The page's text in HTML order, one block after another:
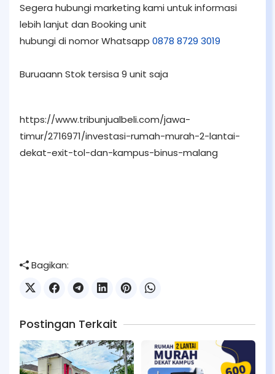
Segera hubungi marketing kami untuk informasi
lebih lanjut dan Booking unit
hubungi di nomor Whatsapp 0878 8729 3019
Buruaann Stok tersisa 9 unit saja
https://www.tribunjualbeli.com/jawa-
timur/2716971/investasi-rumah-murah-2-lantai-
dekat-exit-tol-dan-kampus-binus-malang
Bagikan:
Postingan Terkait